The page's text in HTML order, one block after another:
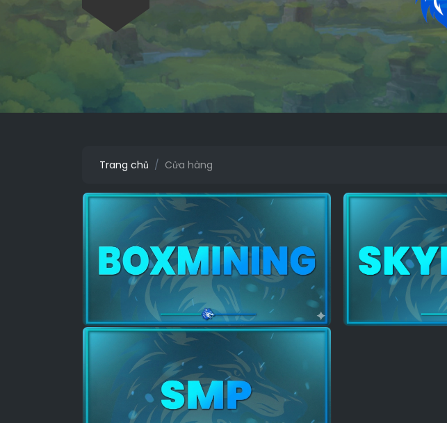
Trang chủ Cửa hàng
KRİSTAL PRATİK
Xem